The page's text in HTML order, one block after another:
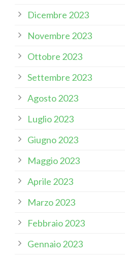
Dicembre 2023
Novembre 2023
Ottobre 2023
Settembre 2023
Agosto 2023
Luglio 2023
Giugno 2023
Maggio 2023
Aprile 2023
Marzo 2023
Febbraio 2023
Gennaio 2023